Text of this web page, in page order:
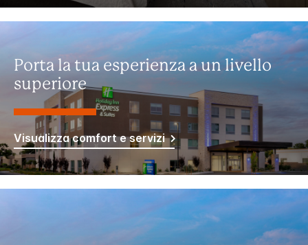
Porta la tua esperienza a un livello
superiore
Visualizza comfort e servizi